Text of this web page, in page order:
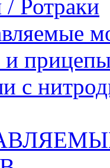
/ Ротраки
и
с